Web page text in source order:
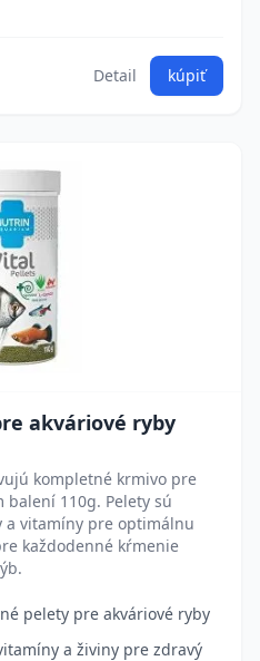
Detail kúpiť
akváriové ryby
kompletné krmivo pre
balení 110g. Pelety sú
a vitamíny pre optimálnu
každodenné kŕmenie
pelety pre akváriové ryby
a živiny pre zdravý